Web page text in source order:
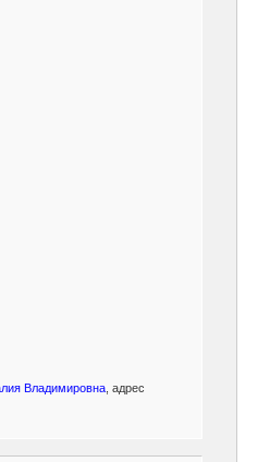
Владимировна, адрес